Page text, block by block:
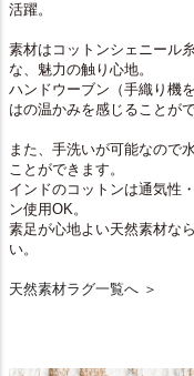
活躍。
素材はコットンシェニール
な、魅力の触り心地。
ハンドウーブン（手織り機
はの温かみを感じることがで
また、手洗いが可能なので
ことができます。
インドのコットンは通気性
ン使用OK。
素足が心地よい天然素材な
い。
天然素材ラグ一覧へ ＞